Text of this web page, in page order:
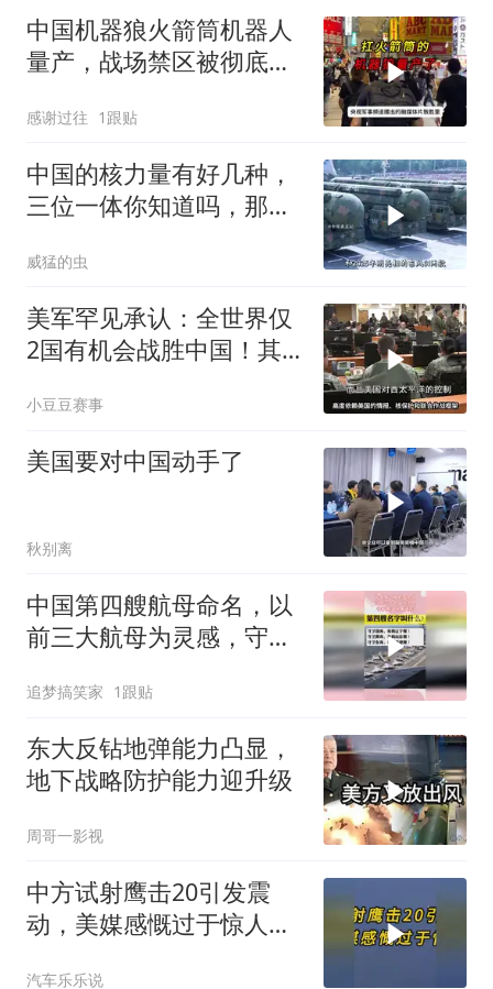
中国机器狼火箭筒机器人
量产，战场禁区被彻底打
感谢过往 1跟贴
中国的核力量有好几种，
三位一体你知道吗，那东
威猛的虫
美军罕见承认：全世界仅
2国有机会战胜中国！其
有
小豆豆赛事
美国要对中国动手了
秋别离
中国第四艘航母命名，以
前三大航母为灵感，守护
追梦搞笑家 1跟贴
东大反钻地弹能力凸显，
地下战略防护能力迎升级
周哥一影视
中方试射鹰击20引发震
动，美媒感慨过于惊人，
汽车乐乐说